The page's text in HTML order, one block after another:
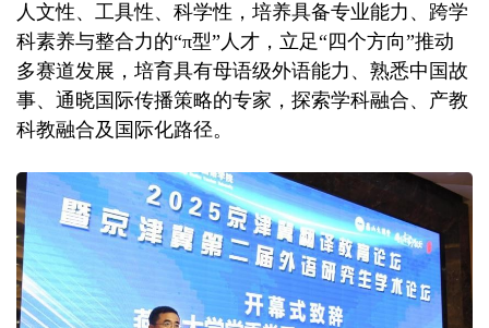
人文性、工具性、科学性，培养具备专业能力、跨学
科素养与整合力的“π型”人才，立足“四个方向”推动
多赛道发展，培育具有母语级外语能力、熟悉中国故
事、通晓国际传播策略的专家，探索学科融合、产教
科教融合及国际化路径。